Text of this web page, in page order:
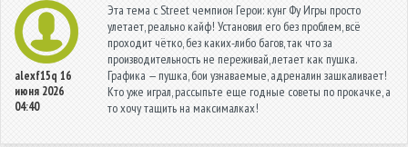
alexf15q 16
июня 2026
04:40
Эта тема с Street чемпион Герои: кунг Фу Игры просто
улетает, реально кайф! Установил его без проблем, всё
проходит чётко, без каких-либо багов, так что за
производительность не переживай, летает как пушка.
Графика — пушка, бои узнаваемые, адреналин зашкаливает!
Кто уже играл, рассыпьте еще годные советы по прокачке, а
то хочу тащить на максималках!